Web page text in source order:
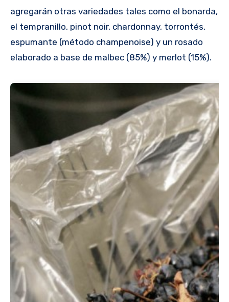
agregarán otras variedades tales como el bonarda,
el tempranillo, pinot noir, chardonnay, torrontés,
espumante (método champenoise) y un rosado
elaborado a base de malbec (85%) y merlot (15%).